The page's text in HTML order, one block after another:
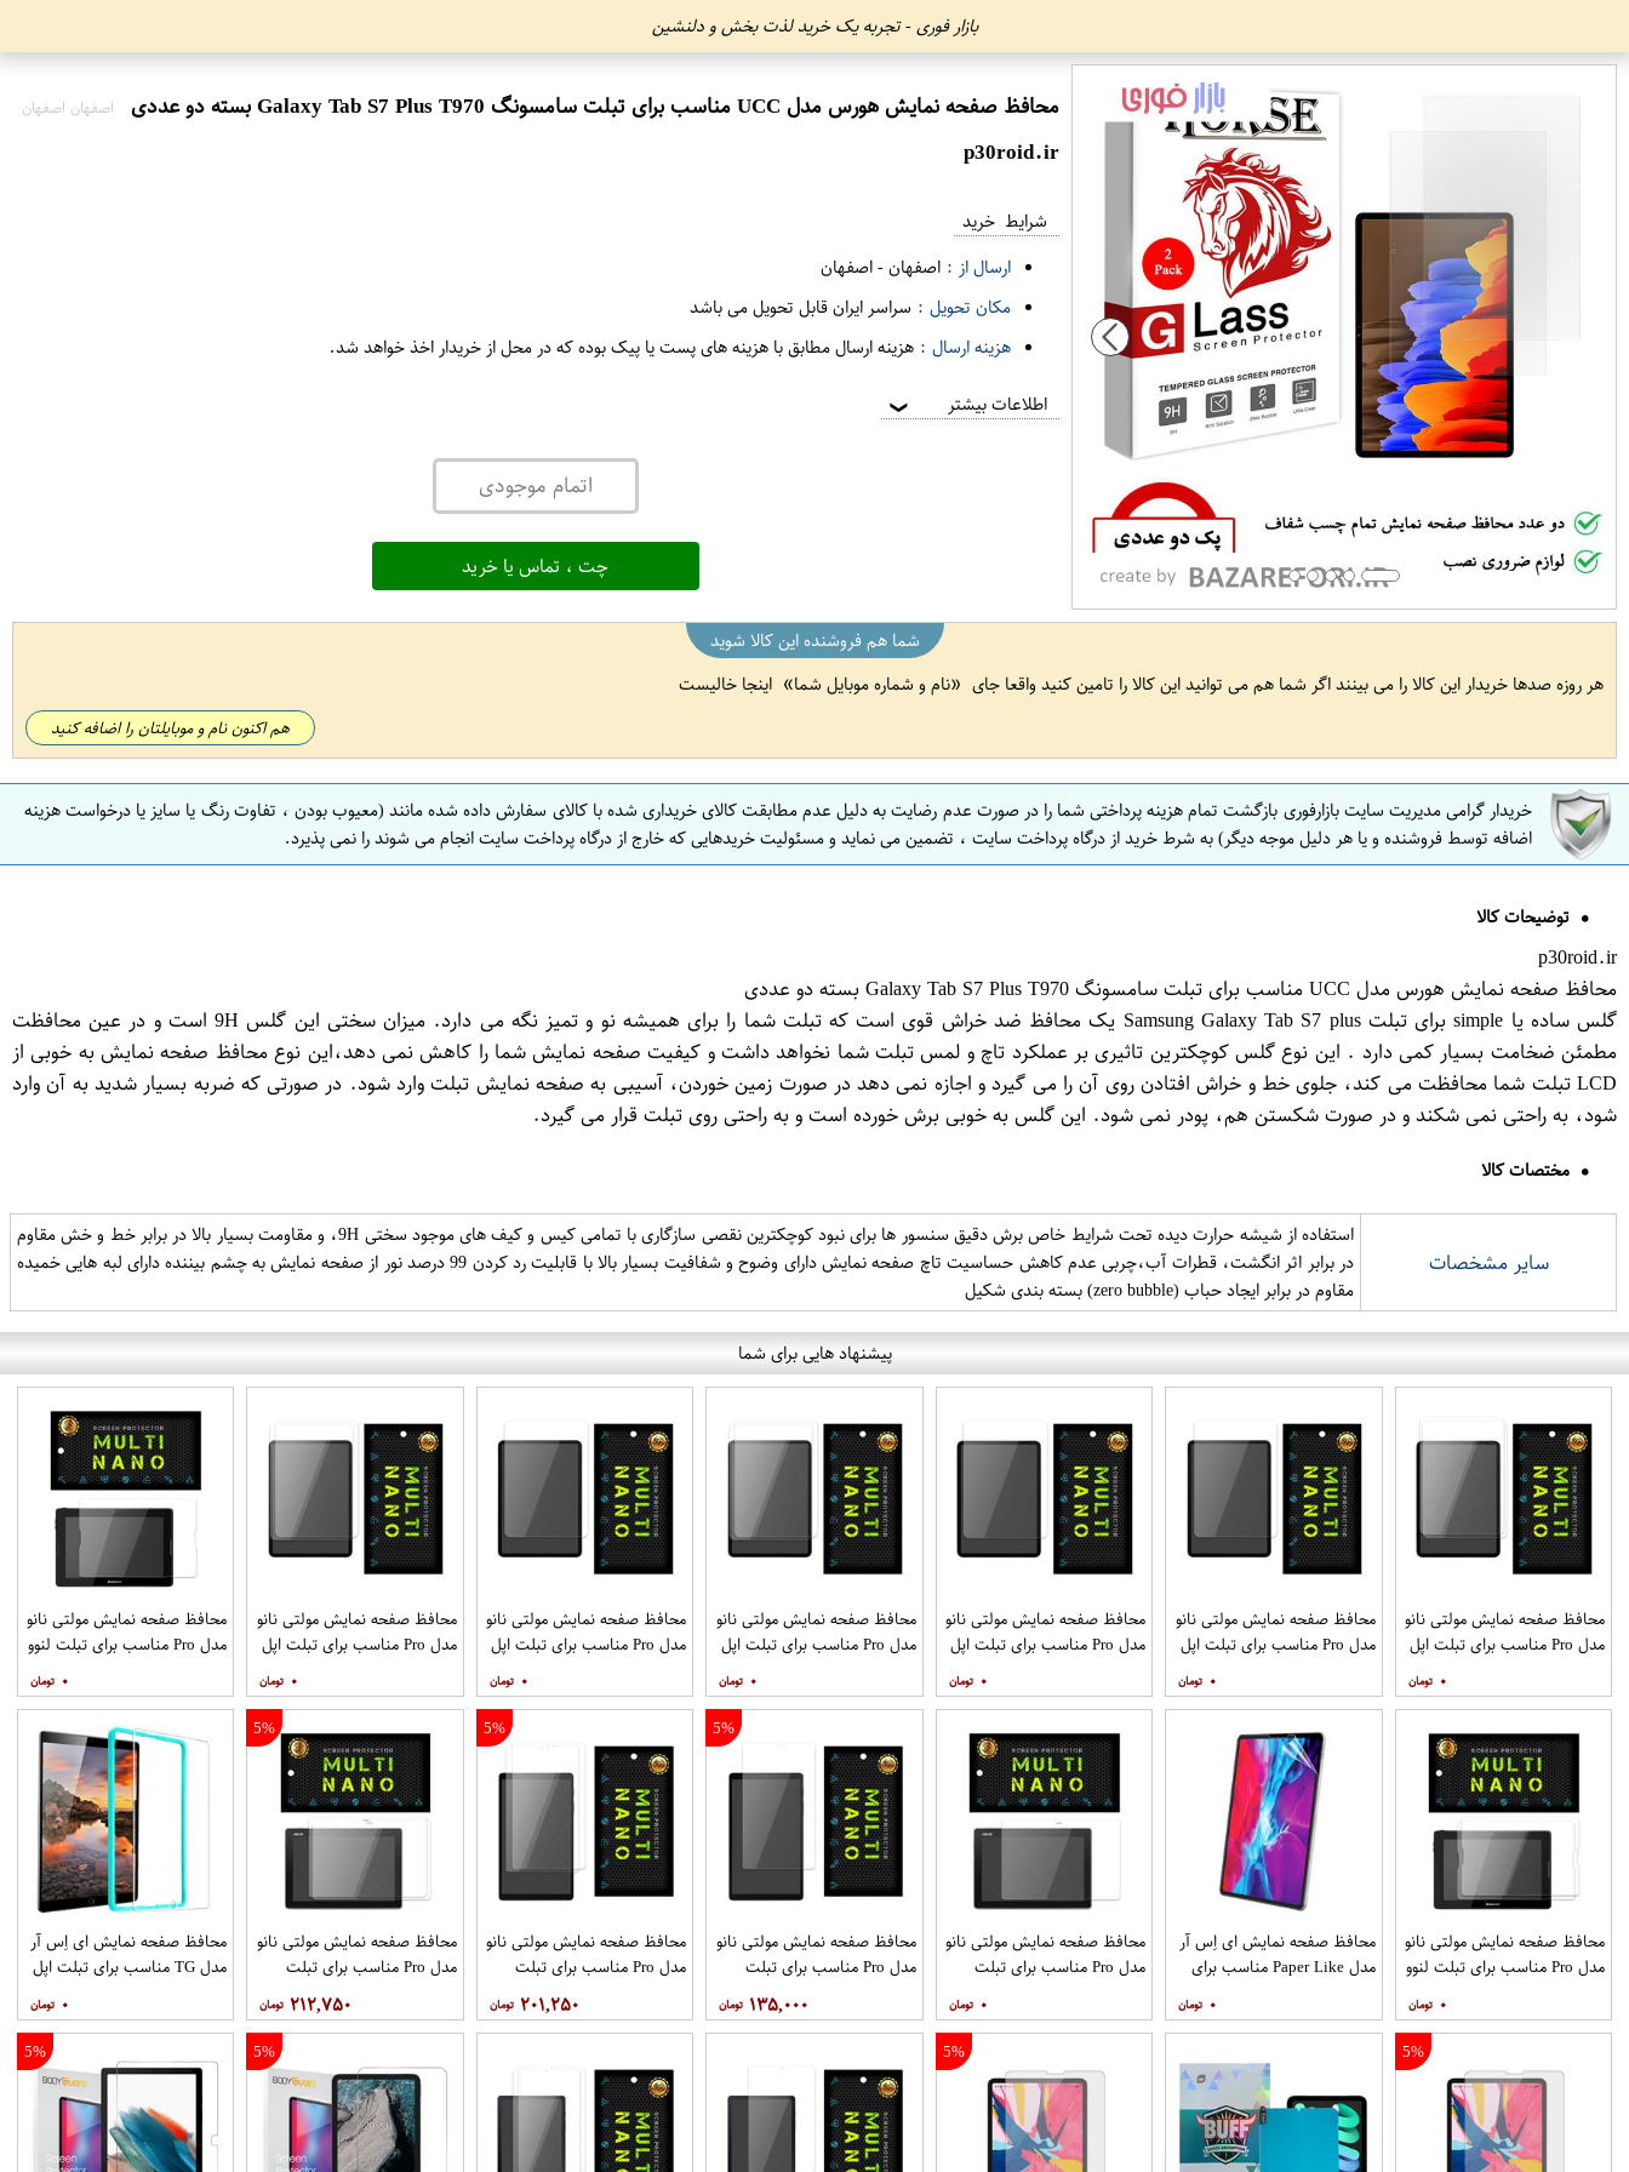
بازار فوری - تجربه یک خرید لذت بخش و دلنشین
محافظ صفحه نمایش هورس مدل UCC مناسب برای تبلت سامسونگ Galaxy Tab S7 Plus T970 بسته دو عددی اصفهان اصفهان
p30roid.ir
شرایط خرید
ارسال از : اصفهان-اصفهان
مکان تحویل : سراسر ایران قابل تحویل می باشد
هزینه ارسال : هزینه ارسال مطابق با هزینه های پست یا پیک بوده که در محل از خریدار اخذ خواهد شد.
اطلاعات بیشتر ❯
اتمام موجودی
چت ، تماس یا خرید
شما هم فروشنده این کالا شوید
هر روزه صدها خریدار این کالا را می بینند اگر شما هم می توانید این کالا را تامین کنید واقعا جای
نام و شماره موبایل شما اینجا خالیست
هم اکنون نام و موبایلتان را اضافه کنید
خریدار گرامی مدیریت سایت بازارفوری بازگشت تمام هزینه پرداختی شما را در صورت عدم رضایت به دلیل عدم مطابقت کالای خریداری شده با کالای سفارش داده شده مانند (معیوب بودن ، تفاوت رنگ یا سایز یا درخواست هزینه
اضافه توسط فروشنده و یا هر دلیل موجه دیگر) به شرط خرید از درگاه پرداخت سایت ، تضمین می نماید و مسئولیت خریدهایی که خارج از درگاه پرداخت سایت انجام می شوند را نمی پذیرد.
توضیحات کالا
p30roid.ir
محافظ صفحه نمایش هورس مدل UCC مناسب برای تبلت سامسونگ Galaxy Tab S7 Plus T970 بسته دو عددی
گلس ساده یا simple برای تبلت Samsung Galaxy Tab S7 plus یک محافظ ضد خراش قوی است که تبلت شما را برای همیشه نو و تمیز نگه می دارد. میزان سختی این گلس 9H است و در عین محافظت
مطمئن ضخامت بسیار کمی دارد . این نوع گلس کوچکترین تاثیری بر عملکرد تاچ و لمس تبلت شما نخواهد داشت و کیفیت صفحه نمایش شما را کاهش نمی دهد،این نوع محافظ صفحه نمایش به خوبی از
LCD تبلت شما محافظت می کند، جلوی خط و خراش افتادن روی آن را می گیرد و اجازه نمی دهد در صورت زمین خوردن، آسیبی به صفحه نمایش تبلت وارد شود. در صورتی که ضربه بسیار شدید به آن وارد
شود، به راحتی نمی شکند و در صورت شکستن هم، پودر نمی شود. این گلس به خوبی برش خورده است و به راحتی روی تبلت قرار می گیرد.
مختصات کالا
سایر مشخصات
استفاده از شیشه حرارت دیده تحت شرایط خاص برش دقیق سنسور ها برای نبود کوچکترین نقصی سازگاری با تمامی کیس و کیف های موجود سختی 9H، و مقاومت بسیار بالا در برابر خط و خش مقاوم
در برابر اثر انگشت، قطرات آب،چربی عدم کاهش حساسیت تاچ صفحه نمایش دارای وضوح و شفافیت بسیار بالا با قابلیت رد کردن 99 درصد نور از صفحه نمایش به چشم بیننده دارای لبه هایی خمیده
مقاوم در برابر ایجاد حباب (zero bubble) بسته بندی شکیل
پیشنهاد هایی برای شما
محافظ صفحه نمایش مولتی نانو
مدل Pro مناسب برای تبلت اپل
عددی
۰
محافظ صفحه نمایش مولتی نانو
مدل Pro مناسب برای تبلت اپل
۰
محافظ صفحه نمایش مولتی نانو
مدل Pro مناسب برای تبلت اپل
۰
محافظ صفحه نمایش مولتی نانو
مدل Pro مناسب برای تبلت اپل
عددی
۰
محافظ صفحه نمایش مولتی نانو
مدل Pro مناسب برای تبلت اپل
۰
محافظ صفحه نمایش مولتی نانو
مدل Pro مناسب برای تبلت اپل
عددی
۰
محافظ صفحه نمایش مولتی نانو
مدل Pro مناسب برای تبلت لنوو
۰
محافظ صفحه نمایش مولتی نانو
مدل Pro مناسب برای تبلت لنوو
۰
محافظ صفحه نمایش ای اِس آر
مدل Paper Like مناسب برای
۰
محافظ صفحه نمایش مولتی نانو
مدل Pro مناسب برای تبلت
۰
5%
محافظ صفحه نمایش مولتی نانو
مدل Pro مناسب برای تبلت
سامسونگ Galaxy Tab A7 Lite
SM-T225
۱۳۵,۰۰۰
5%
محافظ صفحه نمایش مولتی نانو
مدل Pro مناسب برای تبلت
سامسونگ Galaxy Tab A7 Lite
SM-T225 بسته دو عددی
۲۰۱,۲۵۰
5%
محافظ صفحه نمایش مولتی نانو
مدل Pro مناسب برای تبلت
ایسوس ZenPad 10 Z300 بسته
دو عددی
۲۱۲,۷۵۰
محافظ صفحه نمایش ای اِس آر
مدل TG مناسب برای تبلت اپل
۰
5%
5%
5%
5%